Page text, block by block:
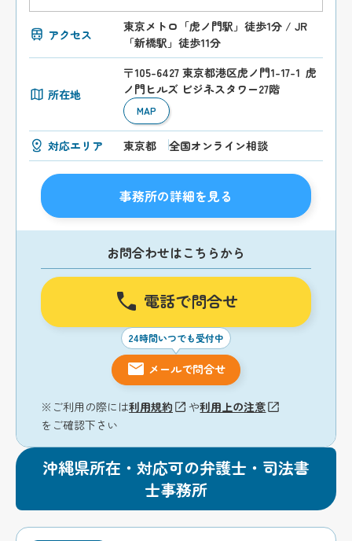
アクセス
東京メトロ「虎ノ門駅」徒歩1分 / JR
「新橋駅」徒歩11分
所在地
〒105-6427 東京都港区虎ノ門1-17-1 虎
ノ門ヒルズ ビジネスタワー27階
MAP
対応エリア 東京都 全国オンライン相談
事務所の詳細を見る
お問合わせはこちらから
電話で問合せ
24時間いつでも受付中
メールで問合せ
※ご利用の際には利用規約 や利用上の注意
をご確認下さい
沖縄県所在・対応可の弁護士・司法書
士事務所